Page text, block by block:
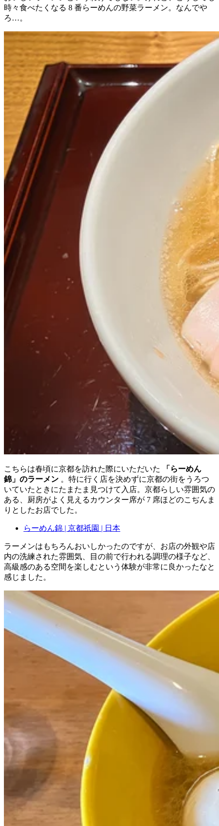
時々食べたくなる 8 番らーめんの野菜ラーメン。なんでや
ろ…。
こちらは春頃に京都を訪れた際にいただいた
「らーめん
錦」のラーメン 。特に行く店を決めずに京都の街をうろつ
いていたときにたまたま見つけて入店。京都らしい雰囲気の
ある、厨房がよく見えるカウンター席が 7 席ほどのこぢんま
りとしたお店でした。
らーめん錦 | 京都祇園 | 日本
ラーメンはもちろんおいしかったのですが、お店の外観や店
内の洗練された雰囲気、目の前で行われる調理の様子など、
高級感のある空間を楽しむという体験が非常に良かったなと
感じました。